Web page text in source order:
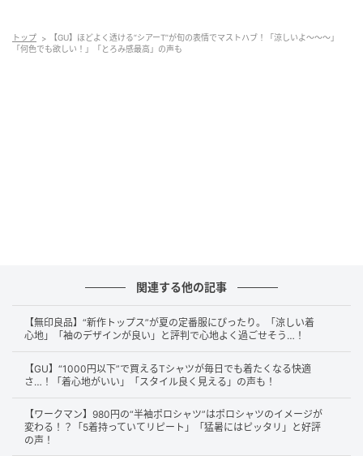
上品さを演出できます。
トップ
【GU】ほどよく透ける“シアーT”が旬の表情でマストハブ！「涼しいよ～～～」
「何色でも欲しい！」「とろみ感最高」の声も
関連する他の記事
【無印良品】“新作トップス”が夏の定番服にぴったり。「涼しい着
心地」「袖のデザインが良い」と評判で心地よく過ごせそう…！
【GU】“1000円以下”で買えるTシャツが毎日でも着たくなる快適
さ…！「着心地がいい」「スタイル良く見える」の声も！
【ワークマン】980円の“半袖ポロシャツ”はポロシャツのイメージが
変わる！？「5着持っていてリピート」「猛暑にはピッタリ」と好評
の声！